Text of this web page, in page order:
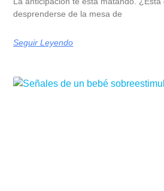
desprenderse de la mesa de
Seguir Leyendo